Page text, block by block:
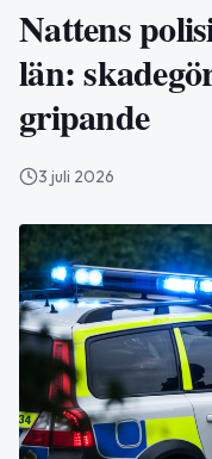
Nattens
län:
gripande
3 juli 2026